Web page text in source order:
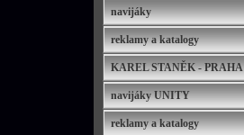
navijáky
reklamy a katalogy
KAREL STANĚK - PRAHA
navijáky UNITY
reklamy a katalogy